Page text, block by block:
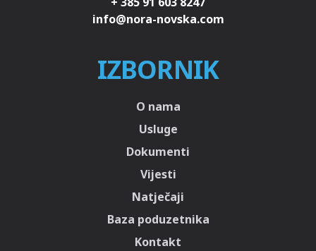
IZBORNIK
O nama
Usluge
Dokumenti
Vijesti
Natječaji
Baza poduzetnika
Kontakt